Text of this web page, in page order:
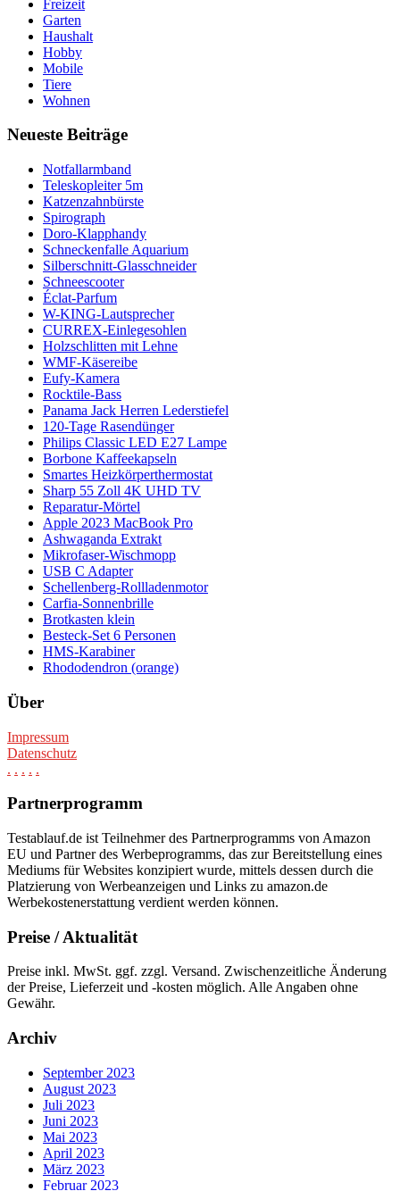
Freizeit
Garten
Haushalt
Hobby
Mobile
Tiere
Wohnen
Neueste Beiträge
Notfallarmband
Teleskopleiter 5m
Katzenzahnbürste
Spirograph
Doro-Klapphandy
Schneckenfalle Aquarium
Silberschnitt-Glasschneider
Schneescooter
Éclat-Parfum
W-KING-Lautsprecher
CURREX-Einlegesohlen
Holzschlitten mit Lehne
WMF-Käsereibe
Eufy-Kamera
Rocktile-Bass
Panama Jack Herren Lederstiefel
120-Tage Rasendünger
Philips Classic LED E27 Lampe
Borbone Kaffeekapseln
Smartes Heizkörperthermostat
Sharp 55 Zoll 4K UHD TV
Reparatur-Mörtel
Apple 2023 MacBook Pro
Ashwaganda Extrakt
Mikrofaser-Wischmopp
USB C Adapter
Schellenberg-Rollladenmotor
Carfia-Sonnenbrille
Brotkasten klein
Besteck-Set 6 Personen
HMS-Karabiner
Rhododendron (orange)
Über
Impressum
Datenschutz
. . . . .
Partnerprogramm
Testablauf.de ist Teilnehmer des Partnerprogramms von Amazon
EU und Partner des Werbeprogramms, das zur Bereitstellung eines
Mediums für Websites konzipiert wurde, mittels dessen durch die
Platzierung von Werbeanzeigen und Links zu amazon.de
Werbekostenerstattung verdient werden können.
Preise / Aktualität
Preise inkl. MwSt. ggf. zzgl. Versand. Zwischenzeitliche Änderung
der Preise, Lieferzeit und -kosten möglich. Alle Angaben ohne
Gewähr.
Archiv
September 2023
August 2023
Juli 2023
Juni 2023
Mai 2023
April 2023
März 2023
Februar 2023